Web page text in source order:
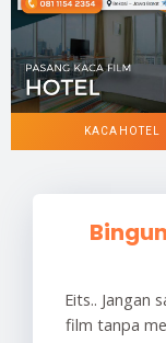
KACA HOTEL
Eits.. Jangan
film tanpa